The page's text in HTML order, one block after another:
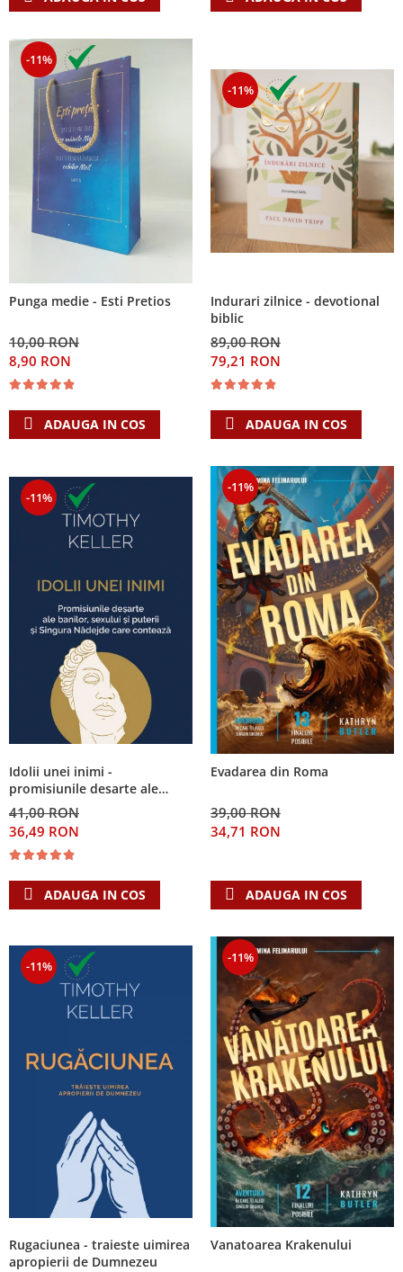
-11%
Punga medie - Esti Pretios
10,00 RON
8,90 RON
ADAUGA IN COS
-11%
Indurari zilnice - devotional
biblic
89,00 RON
79,21 RON
ADAUGA IN COS
-11%
Idolii unei inimi -
promisiunile desarte ale
banilor, sexului si puterii si
Singura Nadejde care
conteaza
41,00 RON
36,49 RON
ADAUGA IN COS
-11%
Evadarea din Roma
39,00 RON
34,71 RON
ADAUGA IN COS
-11%
Rugaciunea - traieste uimirea
apropierii de Dumnezeu
-11%
Vanatoarea Krakenului